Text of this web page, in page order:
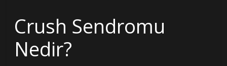
Crush Sendromu
Nedir?